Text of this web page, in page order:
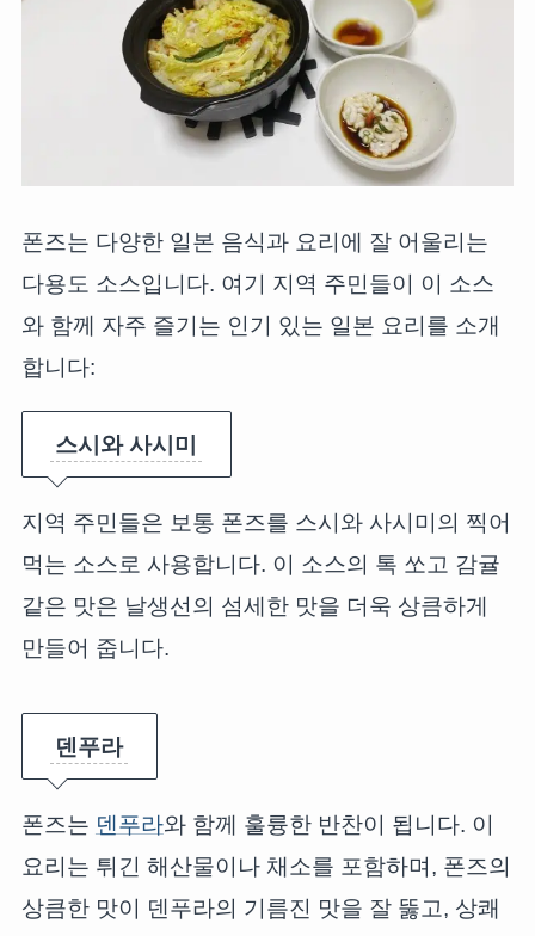
폰즈는 다양한 일본 음식과 요리에 잘 어울리는
다용도 소스입니다. 여기 지역 주민들이 이 소스
와 함께 자주 즐기는 인기 있는 일본 요리를 소개
합니다:
스시와 사시미
지역 주민들은 보통 폰즈를 스시와 사시미의 찍어
먹는 소스로 사용합니다. 이 소스의 톡 쏘고 감귤
같은 맛은 날생선의 섬세한 맛을 더욱 상큼하게
만들어 줍니다.
덴푸라
폰즈는 덴푸라와 함께 훌륭한 반찬이 됩니다. 이
요리는 튀긴 해산물이나 채소를 포함하며, 폰즈의
상큼한 맛이 덴푸라의 기름진 맛을 잘 뚫고, 상쾌